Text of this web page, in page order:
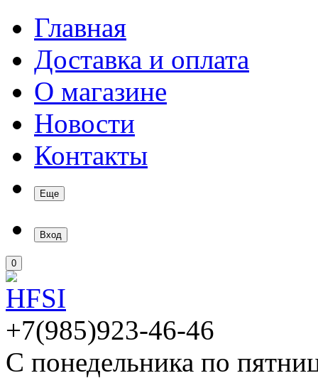
Главная
Доставка и оплата
О магазине
Новости
Контакты
Еще
Вход
0
+7(985)923-46-46
С понедельника по